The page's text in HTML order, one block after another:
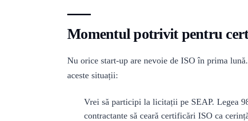
Momentul potrivit pentru
Nu orice start-up are nevoie de ISO în prima
aceste situații:
Vrei să participi la licitații pe SEAP. Legea
contractante să ceară certificări ISO ca